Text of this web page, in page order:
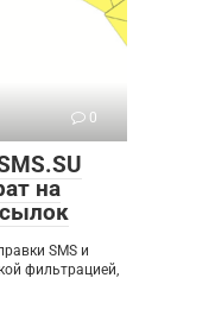
0
на
SMS и
фильтрацией,